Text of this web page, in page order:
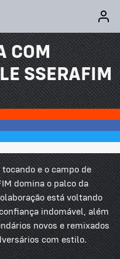
COM
SSERAFIM
e o campo de
domina o palco da
está voltando
indomável, além
novos e remixados
com estilo.